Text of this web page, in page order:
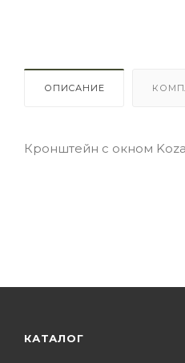
ОПИСАНИЕ
Кронштейн с окном
КАТАЛОГ